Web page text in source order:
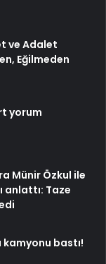
ve Adalet
Eğilmeden
yorum
Münir Özkul ile
anlattı: Taze
bastı!